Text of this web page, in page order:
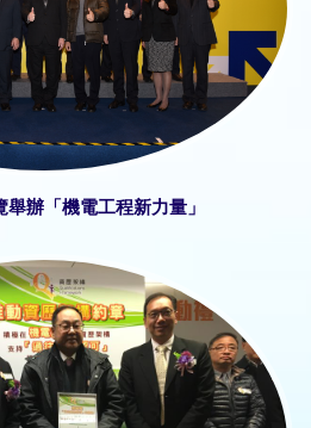
的支持與參與，期待
辦「機電工程新力量」